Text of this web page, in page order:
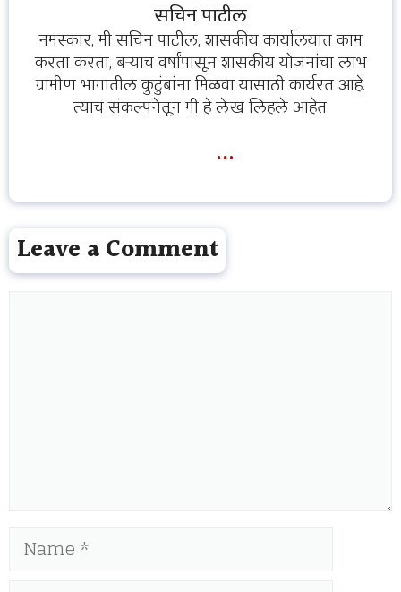
सचिन पाटील
नमस्कार, मी सचिन पाटील, शासकीय कार्यालयात काम
करता करता, बऱ्याच वर्षांपासून शासकीय योजनांचा लाभ
ग्रामीण भागातील कुटुंबांना मिळवा यासाठी कार्यरत आहे.
त्याच संकल्पनेतून मी हे लेख लिहले आहेत.
...
Leave a Comment
Name